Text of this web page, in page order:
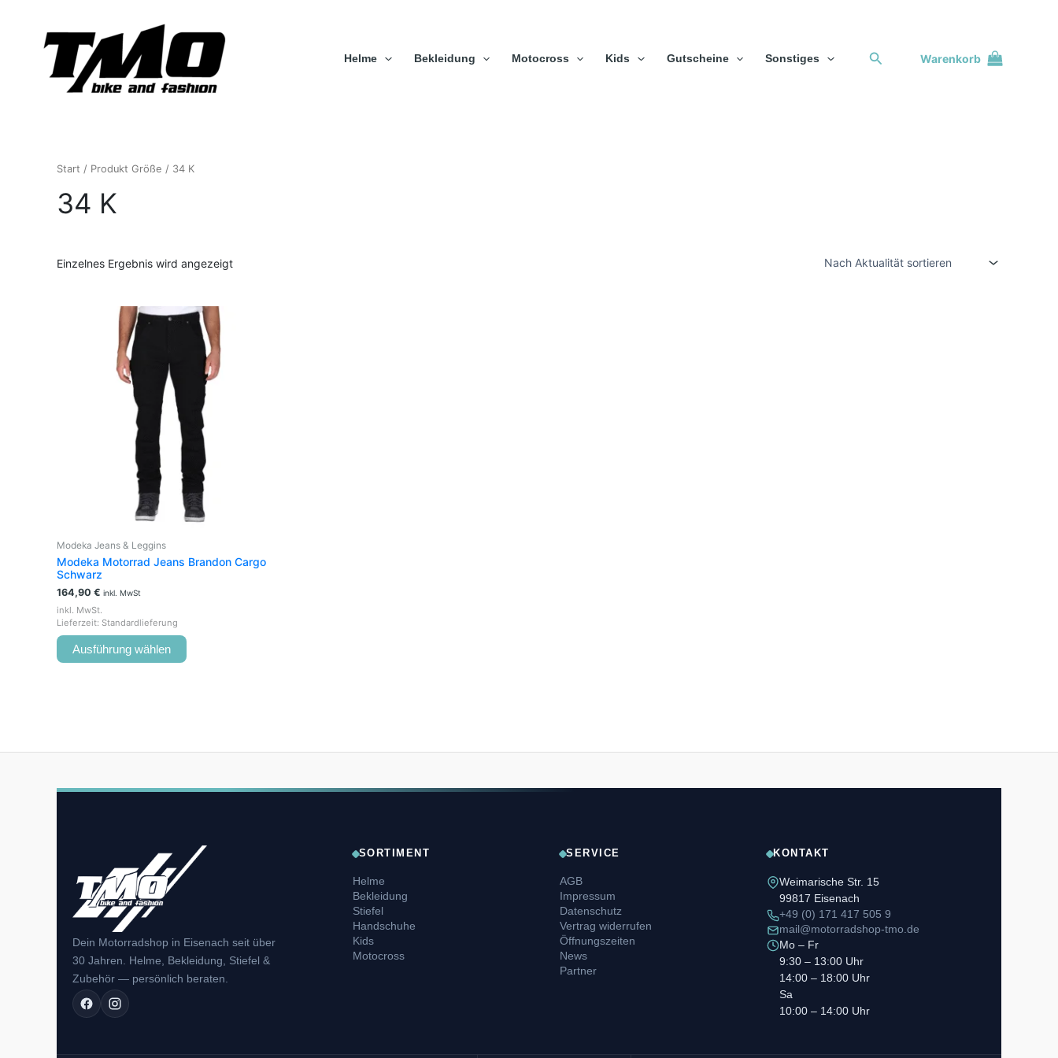
Helme Bekleidung Motocross Kids Gutscheine Sonstiges SuchenWarenkorb
Start / Produkt Größe / 34 K
34 K
Einzelnes Ergebnis wird angezeigt
Modeka Jeans & Leggins
Modeka Motorrad Jeans Brandon Cargo
Schwarz
164,90 € inkl. MwSt
inkl. MwSt.
Lieferzeit: Standardlieferung
Ausführung wählen
Dieses
Produkt
weist
mehrere
Varianten
auf.
Die
Optionen
können
der
Produktseite
gewählt
Dein Motorradshop in Eisenach seit über
30 Jahren. Helme, Bekleidung, Stiefel &
Zubehör — persönlich beraten.
SORTIMENT
Helme
Bekleidung
Stiefel
Handschuhe
Kids
Motocross
SERVICE
AGB
Impressum
Datenschutz
Vertrag widerrufen
Öffnungszeiten
News
Partner
KONTAKT
Weimarische Str. 15
99817 Eisenach
+49 (0) 171 417 505 9
mail@motorradshop-tmo.de
Mo – Fr
9:30 – 13:00 Uhr
14:00 – 18:00 Uhr
Sa
10:00 – 14:00 Uhr